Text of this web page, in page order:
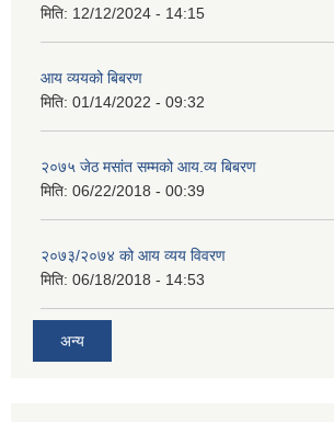
मिति: 12/12/2024 - 14:15
आय व्ययको बिबरण
मिति: 01/14/2022 - 09:32
२०७५ जेठ मसांत सम्मको आय.व्य बिबरण
मिति: 06/22/2018 - 00:39
२०७३/२०७४ को आय व्यय विवरण
मिति: 06/18/2018 - 14:53
अन्य